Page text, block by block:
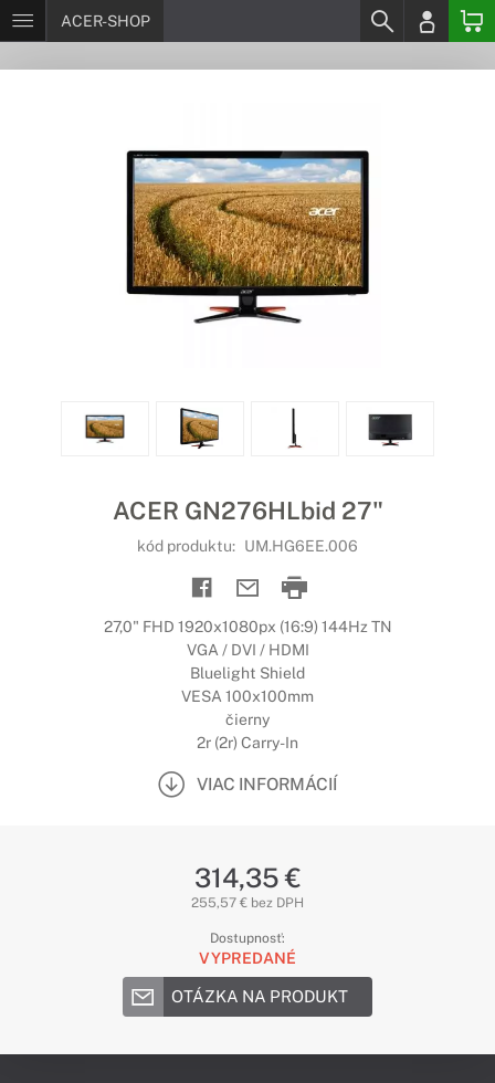
ACER-SHOP
ACER GN276HLbid 27"
kód produktu: UM.HG6EE.006
27,0" FHD 1920x1080px (16:9) 144Hz TN
VGA / DVI / HDMI
Bluelight Shield
VESA 100x100mm
čierny
2r (2r) Carry-In
VIAC INFORMÁCIÍ
314,35 €
255,57 € bez DPH
Dostupnosť:
VYPREDANÉ
OTÁZKA NA PRODUKT